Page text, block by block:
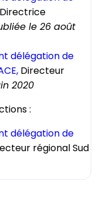
Directrice
le 26 août
délégation de
Directeur
2020
:
délégation de
régional Sud